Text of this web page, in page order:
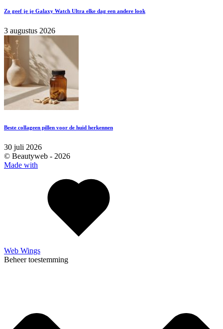
Zo geef je je Galaxy Watch Ultra elke dag een andere look
3 augustus 2026
Beste collageen pillen voor de huid herkennen
30 juli 2026
© Beautyweb - 2026
Made with
Web Wings
Beheer toestemming